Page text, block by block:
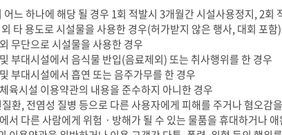
느 하나에 해당 될 경우 1회 적발시 3개월간 시설사용정지, 2
타 용도로 시설물을 사용한 경우(허가받지 않은 행사, 대회 포함)
무단으로 시설물을 사용한 경우
부대시설에서 음식물 반입(음료제외) 또는 취사행위를 한 경우
부대시설에서 흡연 또는 음주가무를 한 경우
육시설 이용약관의 내용을 준수하지 아니한 경우
환, 전염성 질병 등으로 다른 사용자에게 피해를 주거나 혐오감
서 다른 사람에게 위험ㆍ방해가 될 수 있는 물품을 휴대하거나